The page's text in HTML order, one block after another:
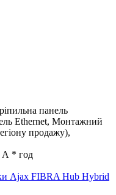
панель
Ethernet, Монтажний
продажу),
А * год